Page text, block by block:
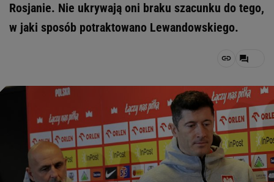
Rosjanie. Nie ukrywają oni braku szacunku do tego,
w jaki sposób potraktowano Lewandowskiego.